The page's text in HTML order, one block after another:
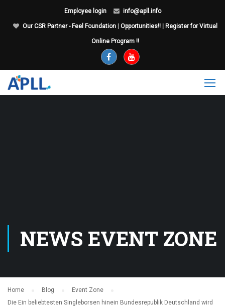
Employee login info@apll.info
Our CSR Partner - Feel Foundation Opportunities!! Register for Virtual
Online Program !!
NEWS EVENT ZONE
Home Blog
Event Zone
Die Ein beliebtesten Singleborsen hinein Bundesrepublik Deutschland wird